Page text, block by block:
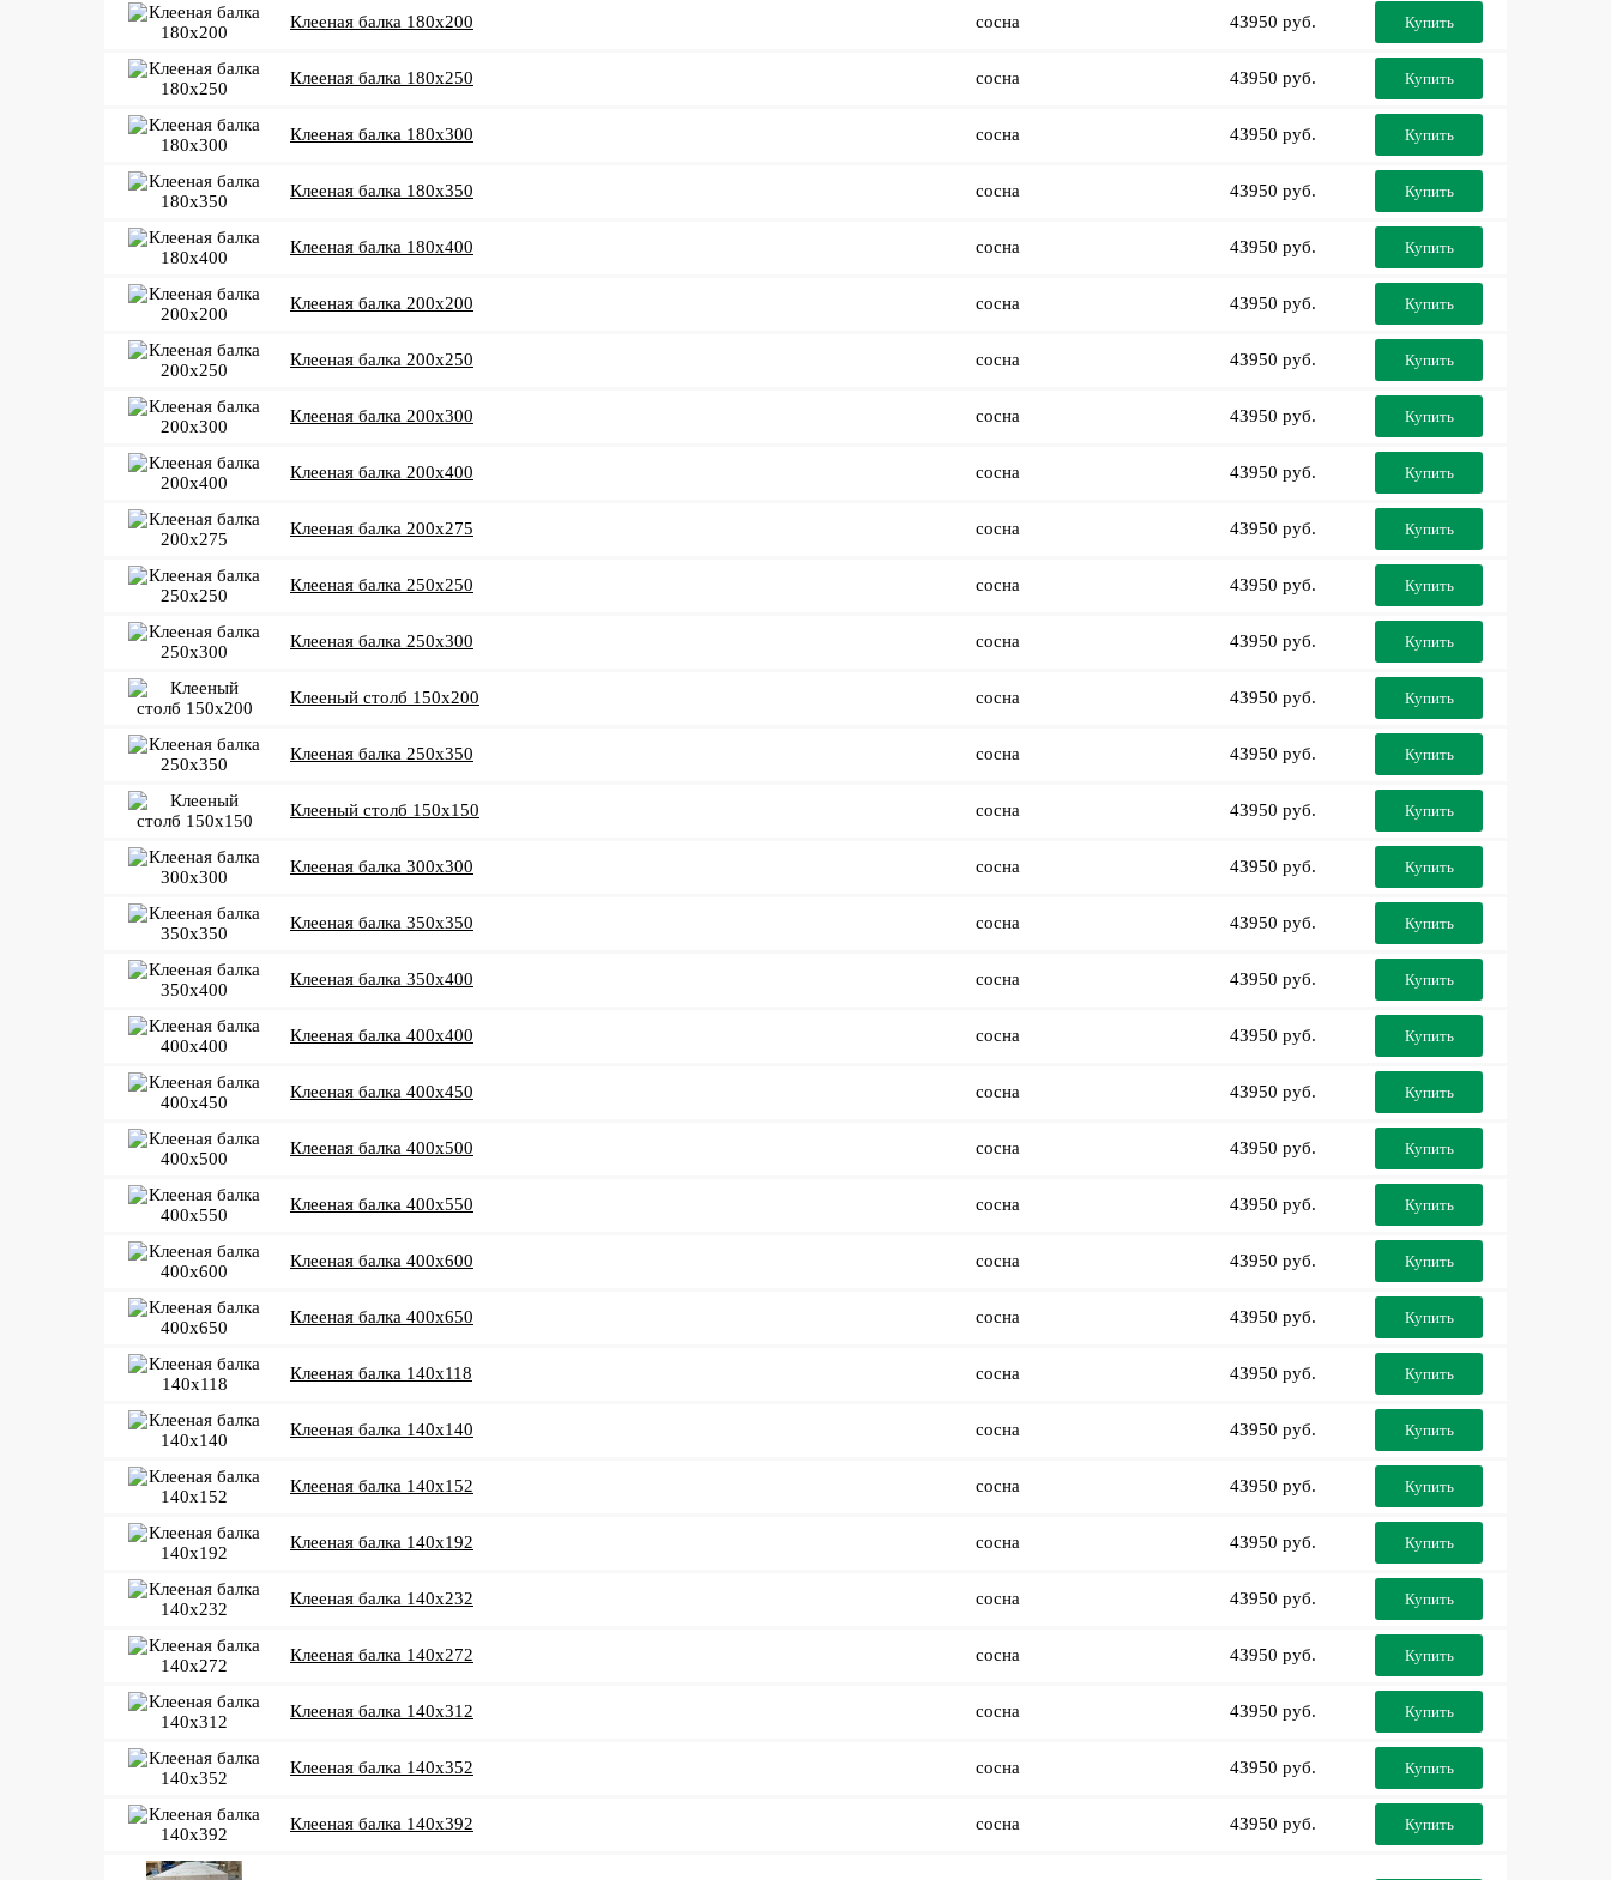
Клееная балка 180x200 сосна 43950 руб. Купить
Клееная балка 180x250 сосна 43950 руб. Купить
Клееная балка 180x300 сосна 43950 руб. Купить
Клееная балка 180x350 сосна 43950 руб. Купить
Клееная балка 180x400 сосна 43950 руб. Купить
Клееная балка 200x200 сосна 43950 руб. Купить
Клееная балка 200x250 сосна 43950 руб. Купить
Клееная балка 200x300 сосна 43950 руб. Купить
Клееная балка 200x400 сосна 43950 руб. Купить
Клееная балка 200x275 сосна 43950 руб. Купить
Клееная балка 250x250 сосна 43950 руб. Купить
Клееная балка 250x300 сосна 43950 руб. Купить
Клееный столб 150x200 сосна 43950 руб. Купить
Клееная балка 250x350 сосна 43950 руб. Купить
Клееный столб 150x150 сосна 43950 руб. Купить
Клееная балка 300x300 сосна 43950 руб. Купить
Клееная балка 350x350 сосна 43950 руб. Купить
Клееная балка 350x400 сосна 43950 руб. Купить
Клееная балка 400x400 сосна 43950 руб. Купить
Клееная балка 400x450 сосна 43950 руб. Купить
Клееная балка 400x500 сосна 43950 руб. Купить
Клееная балка 400x550 сосна 43950 руб. Купить
Клееная балка 400x600 сосна 43950 руб. Купить
Клееная балка 400x650 сосна 43950 руб. Купить
Клееная балка 140x118 сосна 43950 руб. Купить
Клееная балка 140x140 сосна 43950 руб. Купить
Клееная балка 140x152 сосна 43950 руб. Купить
Клееная балка 140x192 сосна 43950 руб. Купить
Клееная балка 140x232 сосна 43950 руб. Купить
Клееная балка 140x272 сосна 43950 руб. Купить
Клееная балка 140x312 сосна 43950 руб. Купить
Клееная балка 140x352 сосна 43950 руб. Купить
Клееная балка 140x392 сосна 43950 руб. Купить